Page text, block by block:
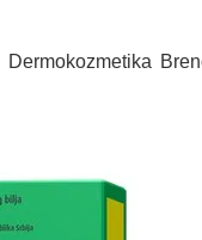
Dermokozmetika